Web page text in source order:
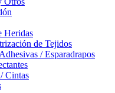
Heridas
de Tejidos
/ Esparadrapos
Cintas